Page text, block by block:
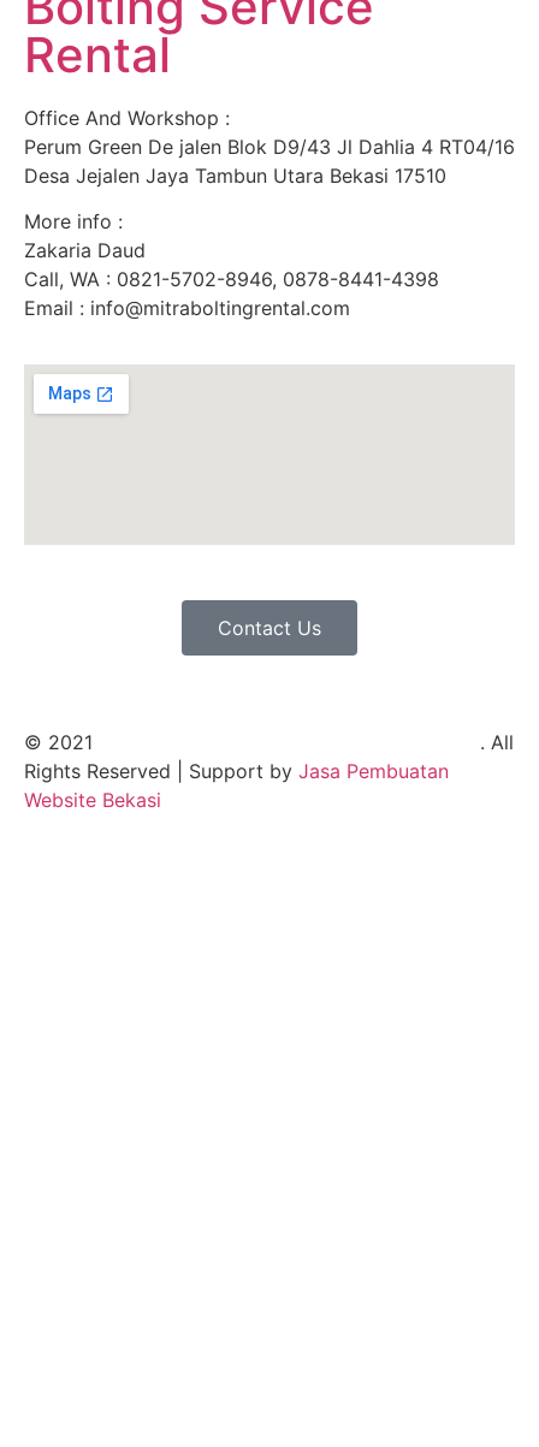
Rental
Office And Workshop :
Perum Green De jalen Blok D9/43 Jl Dahlia 4 RT04/16
Desa Jejalen Jaya Tambun Utara Bekasi 17510
More info :
Zakaria Daud
Call, WA : 0821-5702-8946, 0878-8441-4398
Email : info@mitraboltingrental.com
Contact Us
© 2021
. All
Rights Reserved | Support by Jasa Pembuatan
Website Bekasi